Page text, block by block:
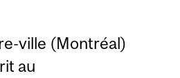
ville (Montréal)
au